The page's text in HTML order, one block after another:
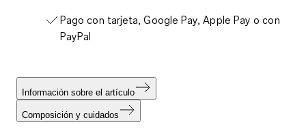
Pago con tarjeta, Google Pay, Apple Pay o con
PayPal
Información sobre el artículo
Composición y cuidados